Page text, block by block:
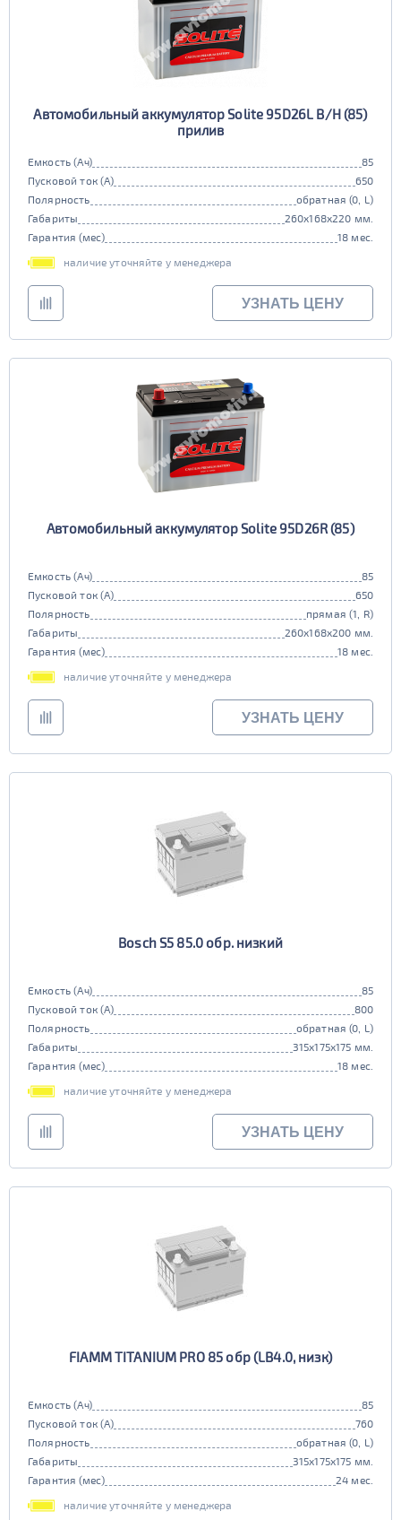
Автомобильный аккумулятор Solite 95D26L B/H (85)
прилив
Емкость (Ач)
85
Пусковой ток (А)
650
Полярность
обратная (0, L)
Габариты
260x168x220 мм.
Гарантия (мес)
18 мес.
наличие уточняйте у менеджера
УЗНАТЬ ЦЕНУ
Автомобильный аккумулятор Solite 95D26R (85)
Емкость (Ач)
85
Пусковой ток (А)
650
Полярность
прямая (1, R)
Габариты
260x168x200 мм.
Гарантия (мес)
18 мес.
наличие уточняйте у менеджера
УЗНАТЬ ЦЕНУ
Bosch S5 85.0 обр. низкий
Емкость (Ач)
85
Пусковой ток (А)
800
Полярность
обратная (0, L)
Габариты
315x175x175 мм.
Гарантия (мес)
18 мес.
наличие уточняйте у менеджера
УЗНАТЬ ЦЕНУ
FIAMM TITANIUM PRO 85 обр (LB4.0, низк)
Емкость (Ач)
85
Пусковой ток (А)
760
Полярность
обратная (0, L)
Габариты
315x175x175 мм.
Гарантия (мес)
24 мес.
наличие уточняйте у менеджера